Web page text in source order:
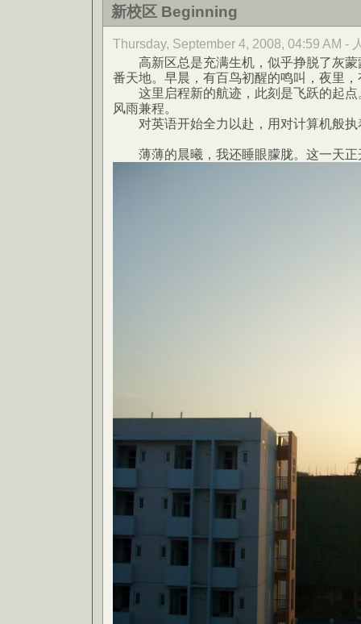
新校区 Beginning
Thursday, September 4, 2008, 04:59 AM -
高新区总是充满生机，似乎挣脱了灰蒙
番天地。早晨，有百鸟初醒的鸣叫，夜里
这里启程新的航迹，此刻是飞跃的起点
风雨兼程。
对英语开始全力以赴，用对计算机般执
薄薄的晨曦，我还睡眼朦胧。这一天正